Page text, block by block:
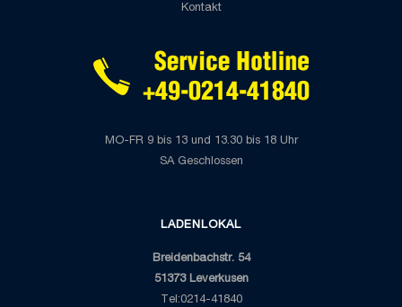
Kontakt
MO-FR 9 bis 13 und 13.30 bis 18 Uhr
SA Geschlossen
LADENLOKAL
Breidenbachstr. 54
51373 Leverkusen
Tel:0214-41840